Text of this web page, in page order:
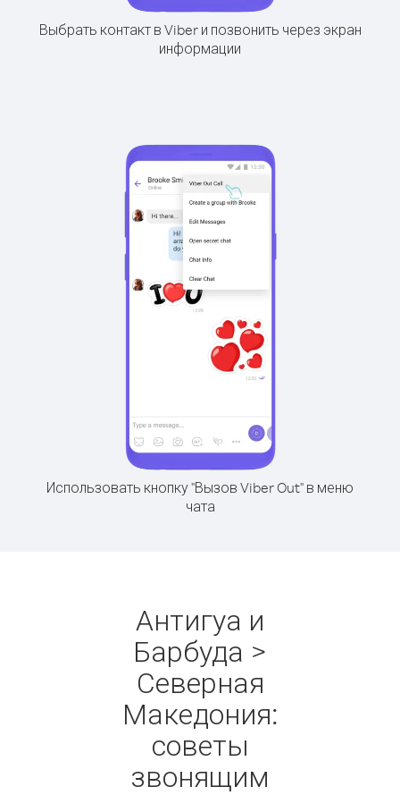
Выбрать контакт в Viber и позвонить через экран
информации
Использовать кнопку "Вызов Viber Out" в меню
чата
Антигуа и
Барбуда >
Северная
Македония:
советы
звонящим